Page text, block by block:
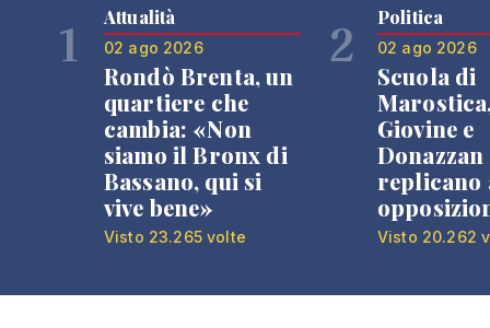
1 Attualità
02 ago 2026
Rondò Brenta, un
quartiere che
cambia: «Non
siamo il Bronx di
Bassano, qui si
vive bene»
Visto 23.265 volte
2 Politica
02 ago 2026
Scuola di
Giovine e
Donazzan
replicano
Visto 20.262